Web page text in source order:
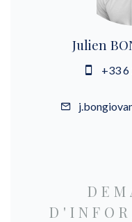
Julien
+33 6